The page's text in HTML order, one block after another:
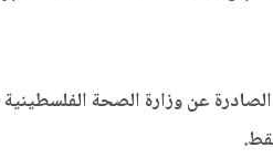
الصادرة عن وزارة الصحة